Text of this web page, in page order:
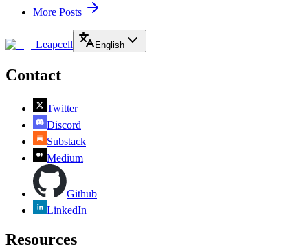
More Posts
Leapcell English
Contact
Twitter
Discord
Substack
Medium
Github
LinkedIn
Resources